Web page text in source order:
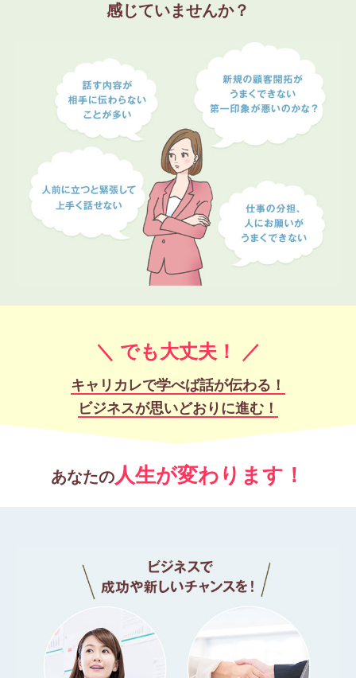
感じていませんか？
＼ でも大丈夫！ ／
キャリカレで学べば話が伝わる！
ビジネスが思いどおりに進む！
あなたの人生が変わります！